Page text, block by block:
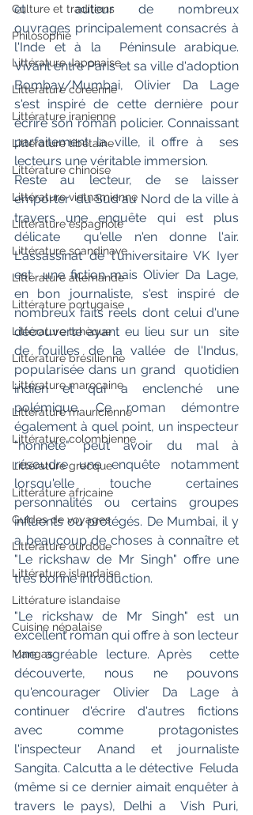
Culture et traditions
Philosophie
Littérature Japonaise
Littérature coréenne
Littérature iranienne
Littérature tibétaine
Littérature chinoise
Littérature vietnamienne
Littérature espagnole
Littérature scandinave
Littérature allemande
Littérature portugaise
Littérature tchèque
Littérature brésilienne
Littérature marocaine
Littérature mauricienne
Littérature colombienne
Littérature grecque
Littérature africaine
Guides de voyages
Littérature ourdoue
Littérature islandaise
Littérature islandaise
Cuisine népalaise
Mangas
et  auteur de nombreux
ouvrages principalement consacrés à
l'Inde et à la  Péninsule arabique.
Vivant entre Paris et sa ville d'adoption
Bombay/Mumbai, Olivier Da Lage
s'est inspiré de cette dernière pour
écrire son roman policier. Connaissant
parfaitement la ville, il offre à  ses
lecteurs une véritable immersion.
Reste au lecteur, de se laisser
emporter  du Sud au Nord de la ville à
travers une enquête qui est plus
délicate  qu'elle n'en donne l'air.
L'assassinat de l'universitaire VK Iyer
est  une fiction mais Olivier Da Lage,
en bon journaliste, s'est inspiré de
nombreux faits réels dont celui d'une
découverte ayant eu lieu sur un  site
de fouilles de la vallée de l'Indus,
popularisée dans un grand  quotidien
indien et qui a enclenché une
polémique. Ce roman démontre
également à quel point, un inspecteur
"honnête" peut avoir du mal à
résoudre une enquête notamment
lorsqu'elle touche certaines
personnalités ou certains groupes
influents ou protégés. De Mumbai, il y
a beaucoup de choses à connaître et
"Le rickshaw de Mr Singh" offre une
très bonne introduction.
"Le rickshaw de Mr Singh" est un
excellent roman qui offre à son lecteur
une agréable lecture. Après  cette
découverte, nous ne pouvons
qu'encourager Olivier Da Lage à
continuer d'écrire d'autres fictions
avec comme protagonistes
l'inspecteur Anand et journaliste
Sangita. Calcutta a le détective  Feluda
(même si ce dernier aimait enquêter à
travers le pays), Delhi a  Vish Puri,